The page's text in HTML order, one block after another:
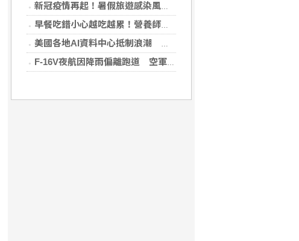
新冠疫情再起！暑假旅遊感染風險增 專家教你這樣做好防護
早餐吃錯小心越吃越累！營養師點名3大NG組合：根本「台式安眠藥」
美國各地AI資料中心抵制浪潮 川普指控北京煽動
F-16V夜航因降雨偏離跑道 空軍：人員安全飛機輕損